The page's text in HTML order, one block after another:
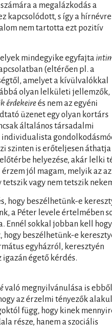
a megalázkodás a
kapcsolódott, s így a
nem tartotta ezt pozitív
mindegyike egyfajta
(eltérően pl. a
amelyet a kívülvalókkal
olyan lelkületi jellemzők,
érdekeireés nem az egyéni
üzenet egy olyan kortárs
általános társadalmi
individualista
szinten is erőteljesen áthatja
helyezése, akár lelki
jól magam, melyik az az
vagy nem tetszik
hogy beszélhetünk-e
a Péter levele értelmében
Ennél sokkal jobban kell hogy
hogy beszélhetünk-e
egyházról, keresztyén
igazán égető kérdés.
való megnyilvánulása is
az érzelmi tényezők
függ, hogy kinek
része, hanem a szociális